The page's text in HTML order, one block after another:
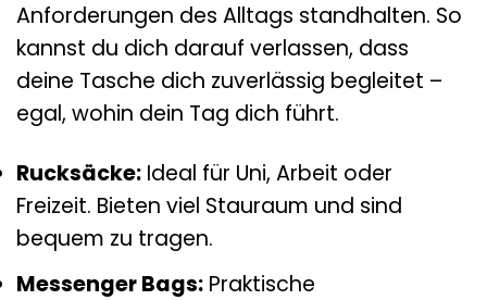
Anforderungen des Alltags standhalten. So
kannst du dich darauf verlassen, dass
deine Tasche dich zuverlässig begleitet –
egal, wohin dein Tag dich führt.
Rucksäcke: Ideal für Uni, Arbeit oder
Freizeit. Bieten viel Stauraum und sind
bequem zu tragen.
Messenger Bags: Praktische